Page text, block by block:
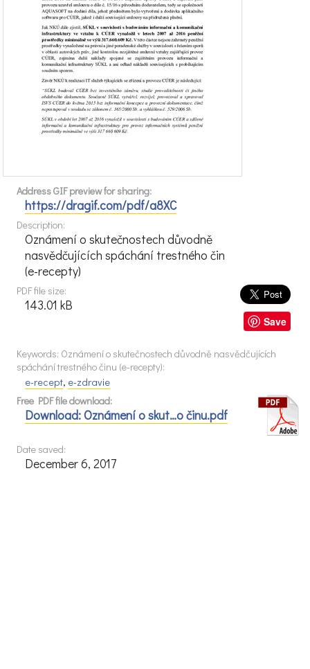
Address GIF preview for sharing:
https://dragif.com/pdf/a8XC
Description:
Oznámení o skutečnostech důvodně
nasvědčujících spáchání trestného čin
(e-recepty)
Save
PDF file size:
143.01 kB
Keywords: Oznámení o skutečnostech důvodně nasvědčujících
spáchání trestného činu (e-recepty):
e-recept, e-zdravie
Free PDF file download:
Download: Oznámení o skut…o činu.pdf
Date saved:
December 6, 2017